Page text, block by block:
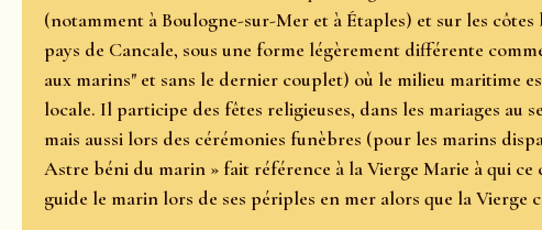
(notamment à Boulogne-sur-Mer et à Étaples) et sur les
pays de Cancale, sous une forme légèrement différente
aux marins" et sans le dernier couplet) où le milieu maritime
locale. Il participe des fêtes religieuses, dans les mariages au
mais aussi lors des cérémonies funèbres (pour les marins
Astre béni du marin » fait référence à la Vierge Marie à qui ce
guide le marin lors de ses périples en mer alors que la Vierge